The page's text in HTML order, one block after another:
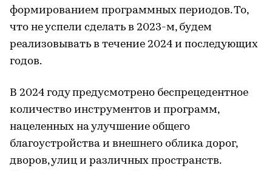
формированием программных периодов. То,
что не успели сделать в 2023-м, будем
реализовывать в течение 2024 и последующих
годов.
В 2024 году предусмотрено беспрецедентное
количество инструментов и программ,
нацеленных на улучшение общего
благоустройства и внешнего облика дорог,
дворов, улиц и различных пространств.